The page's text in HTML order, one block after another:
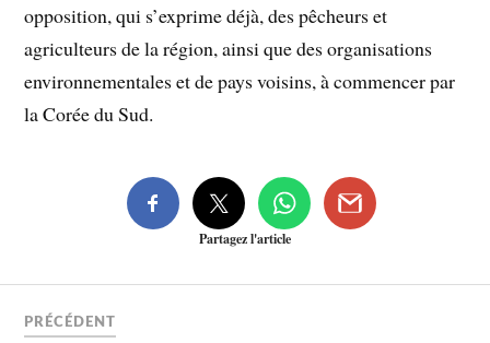
opposition, qui s’exprime déjà, des pêcheurs et
agriculteurs de la région, ainsi que des organisations
environnementales et de pays voisins, à commencer par
la Corée du Sud.
Partagez l'article
PRÉCÉDENT